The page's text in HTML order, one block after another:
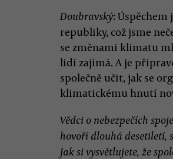
Doubravský: Úspěchem
republiky, což jsme
se změnami klimatu
lidí zajímá. A je
společně učit, jak se
klimatickému hnutí
Vědci o nebezpečích
hovoří dlouhá desetiletí,
Jak si vysvětlujete, že